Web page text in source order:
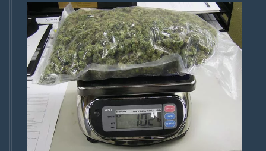
weighing-
and-
measuring-
cannabis-
grams-
eighths-
quarters-